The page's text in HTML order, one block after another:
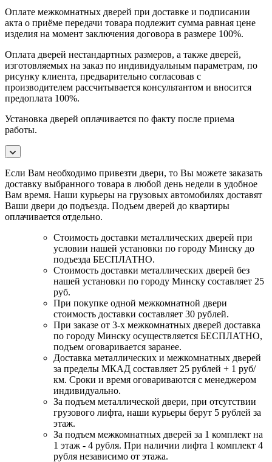
Оплате межкомнатных дверей при доставке и подписании
акта о приёме передачи товара подлежит сумма равная цене
изделия на момент заключения договора в размере 100%.
Оплата дверей нестандартных размеров, а также дверей,
изготовляемых на заказ по индивидуальным параметрам, по
рисунку клиента, предварительно согласовав с
производителем рассчитывается консультантом и вносится
предоплата 100%.
Установка дверей оплачивается по факту после приема
работы.
Если Вам необходимо привезти двери, то Вы можете заказать
доставку выбранного товара в любой день недели в удобное
Вам время. Наши курьеры на грузовых автомобилях доставят
Ваши двери до подъезда. Подъем дверей до квартиры
оплачивается отдельно.
Стоимость доставки металлических дверей при
условии нашей установки по городу Минску до
подъезда БЕСПЛАТНО.
Стоимость доставки металлических дверей без
нашей установки по городу Минску составляет 25
руб.
При покупке одной межкомнатной двери
стоимость доставки составляет 30 рублей.
При заказе от 3-х межкомнатных дверей доставка
по городу Минску осуществляется БЕСПЛАТНО,
подъем оговаривается заранее.
Доставка металлических и межкомнатных дверей
за пределы МКАД составляет 25 рублей + 1 руб/
км. Сроки и время оговариваются с менеджером
индивидуально.
За подъем металлической двери, при отсутствии
грузового лифта, наши курьеры берут 5 рублей за
этаж.
За подъем межкомнатных дверей за 1 комплект на
1 этаж - 4 рубля. При наличии лифта 1 комплект 4
рубля независимо от этажа.